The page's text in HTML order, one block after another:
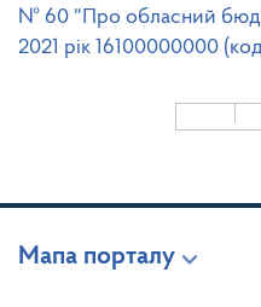
№ 60 "Про обласний
2021 рік 16100000000
Мапа порталу